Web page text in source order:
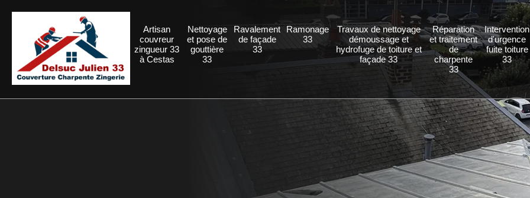
Artisan
couvreur
zingueur 33
à Cestas
Nettoyage
et pose de
gouttière
33
Ravalement
de façade
33
Ramonage
33
Travaux de nettoyage
démoussage et
hydrofuge de toiture et
façade 33
Réparation
et traitement
de
charpente
33
Intervention
d'urgence
fuite toiture
33